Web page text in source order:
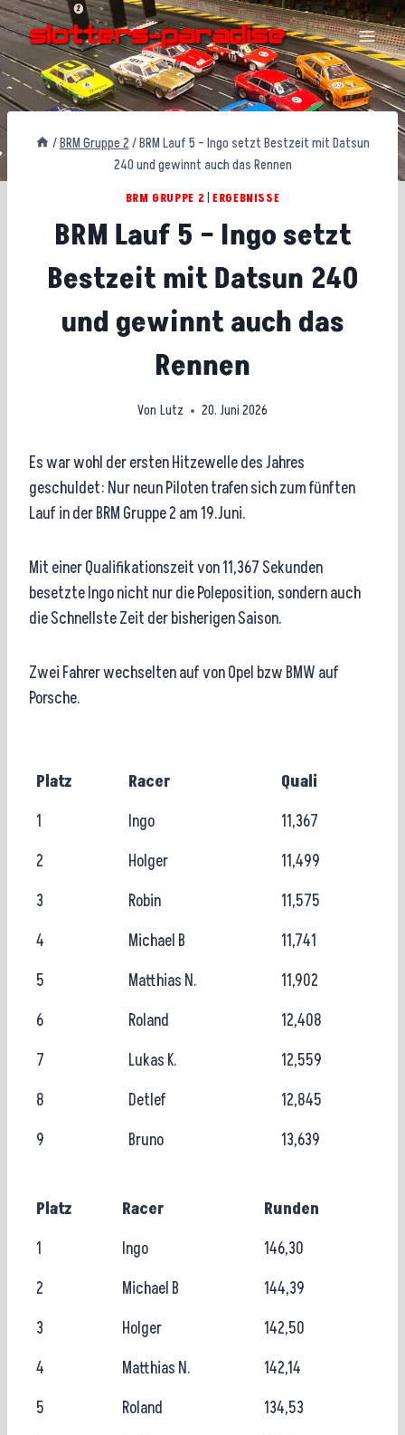
Zum
Inhalt
springen
/BRM Gruppe 2/BRM Lauf 5 – Ingo setzt Bestzeit mit Datsun
240 und gewinnt auch das Rennen
BRM GRUPPE 2 |ERGEBNISSE
BRM Lauf 5 – Ingo setzt
Bestzeit mit Datsun 240
und gewinnt auch das
Rennen
Von Lutz 20. Juni 2026
Es war wohl der ersten Hitzewelle des Jahres
geschuldet: Nur neun Piloten trafen sich zum fünften
Lauf in der BRM Gruppe 2 am 19.Juni.
Mit einer Qualifikationszeit von 11,367 Sekunden
besetzte Ingo nicht nur die Poleposition, sondern auch
die Schnellste Zeit der bisherigen Saison.
Zwei Fahrer wechselten auf von Opel bzw BMW auf
Porsche.
Platz Racer
Quali
1
Ingo
11,367
2
Holger
11,499
3
Robin
11,575
4
Michael B
11,741
5
Matthias N.
11,902
6
Roland
12,408
7
Lukas K.
12,559
8
Detlef
12,845
9
Bruno 13,639
Platz Racer
Runden
1
Ingo
146,30
2
Michael B
144,39
3
Holger
142,50
4
Matthias N.
142,14
5
Roland
134,53